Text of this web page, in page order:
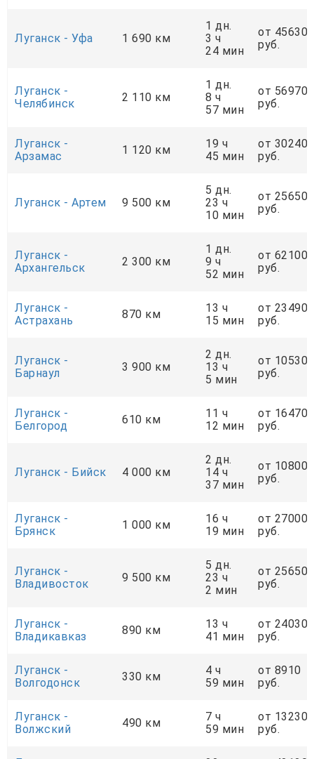
Луганск - Уфа 1 690 км
1 дн.
3 ч
24 мин
от 45630
руб.
Луганск -
Челябинск
2 110 км
1 дн.
8 ч
57 мин
от 56970
руб.
Луганск -
Арзамас
1 120 км
19 ч
45 мин
от 30240
руб.
Луганск - Артем 9 500 км
5 дн.
23 ч
10 мин
от 256500
руб.
Луганск -
Архангельск
2 300 км
1 дн.
9 ч
52 мин
от 62100
руб.
Луганск -
Астрахань
870 км
13 ч
15 мин
от 23490
руб.
Луганск -
Барнаул
3 900 км
2 дн.
13 ч
5 мин
от 105300
руб.
Луганск -
Белгород
610 км
11 ч
12 мин
от 16470
руб.
Луганск - Бийск 4 000 км
2 дн.
14 ч
37 мин
от 108000
руб.
Луганск -
Брянск
1 000 км
16 ч
19 мин
от 27000
руб.
Луганск -
Владивосток
9 500 км
5 дн.
23 ч
2 мин
от 256500
руб.
Луганск -
Владикавказ
890 км
13 ч
41 мин
от 24030
руб.
Луганск -
Волгодонск
330 км
4 ч
59 мин
от 8910
руб.
Луганск -
Волжский
490 км
7 ч
59 мин
от 13230
руб.